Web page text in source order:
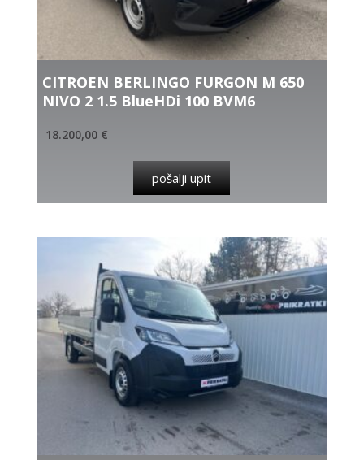
CITROEN BERLINGO FURGON M 650
NIVO 2 1.5 BlueHDi 100 BVM6
18.200,00 €
pošalji upit